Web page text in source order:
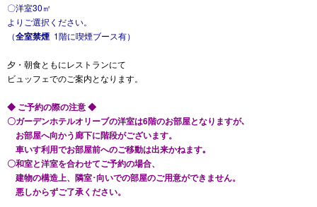
〇洋室30㎡
よりご選択ください。
（全室禁煙 1階に喫煙ブース有）
夕・朝食ともにレストランにて
ビュッフェでのご案内となります。
◆ ご予約の際の注意 ◆
〇ガーデンホテルオリーブの洋室は6階のお部屋となりますが､
お部屋へ向かう廊下に階段がございます。
車いす利用でお部屋前へのご移動は出来かねます｡
〇和室と洋室を合わせてご予約の場合、
建物の構造上、隣室･向いでの部屋のご用意ができません。
悪しからずご了承ください。